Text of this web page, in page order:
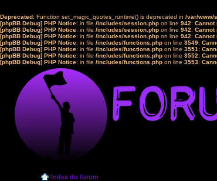
Deprecated: Function set_magic_quotes_runtime() is deprecated in /var/www/
[phpBB Debug] PHP Notice: in file /includes/session.php on line 942: Cannot
[phpBB Debug] PHP Notice: in file /includes/session.php on line 942: Cannot
[phpBB Debug] PHP Notice: in file /includes/session.php on line 942: Cannot
[phpBB Debug] PHP Notice: in file /includes/functions.php on line 3549:
[phpBB Debug] PHP Notice: in file /includes/functions.php on line 3551:
[phpBB Debug] PHP Notice: in file /includes/functions.php on line 3552:
[phpBB Debug] PHP Notice: in file /includes/functions.php on line 3553:
Index du forum